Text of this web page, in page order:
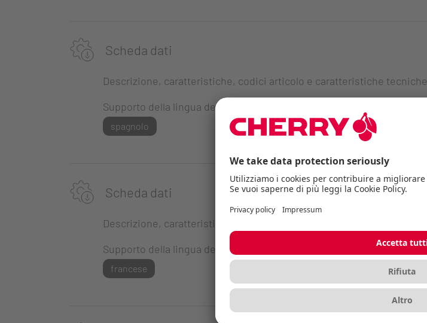
Scheda dati
Descrizione, caratteristiche, codici articolo e caratteristiche tecniche
Supporto della lingua dei file:
spagnolo
Scheda dati
Descrizione, caratteristiche, codici articolo e caratteristiche tecniche
Supporto della lingua dei file:
francese